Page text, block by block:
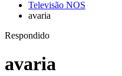
Televisão NOS
avaria
Respondido
avaria